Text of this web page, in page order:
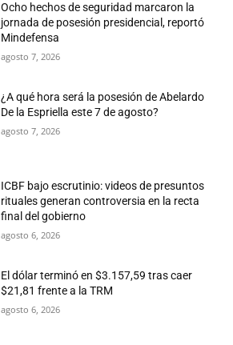
Ocho hechos de seguridad marcaron la
jornada de posesión presidencial, reportó
Mindefensa
agosto 7, 2026
¿A qué hora será la posesión de Abelardo
De la Espriella este 7 de agosto?
agosto 7, 2026
ICBF bajo escrutinio: videos de presuntos
rituales generan controversia en la recta
final del gobierno
agosto 6, 2026
El dólar terminó en $3.157,59 tras caer
$21,81 frente a la TRM
agosto 6, 2026